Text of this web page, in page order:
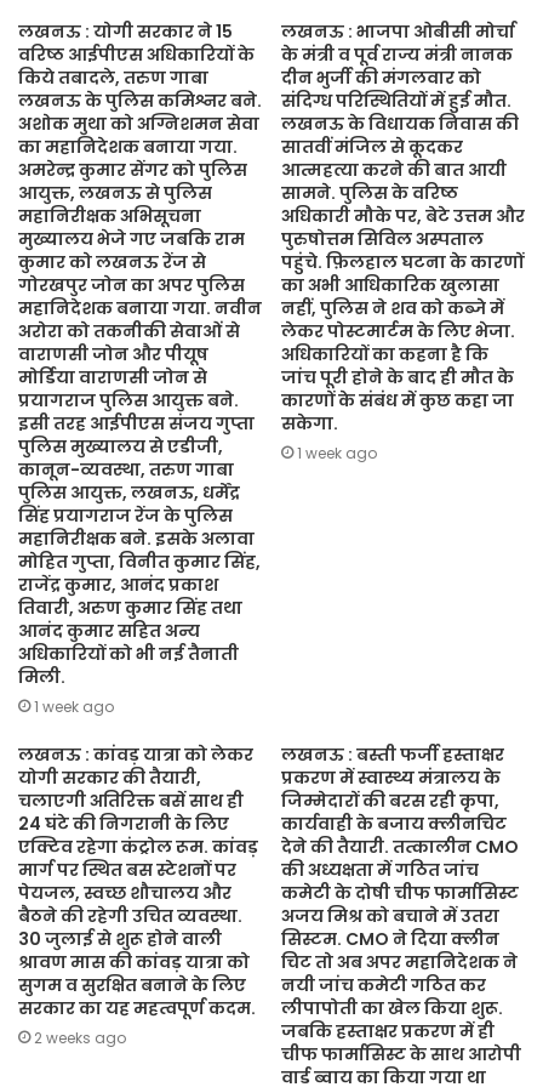
लखनऊ : योगी सरकार ने 15
वरिष्ठ आईपीएस अधिकारियों के
किये तबादले, तरुण गाबा
लखनऊ के पुलिस कमिश्नर बने.
अशोक मुथा को अग्निशमन सेवा
का महानिदेशक बनाया गया.
अमरेन्द्र कुमार सेंगर को पुलिस
आयुक्त, लखनऊ से पुलिस
महानिरीक्षक अभिसूचना
मुख्यालय भेजे गए जबकि राम
कुमार को लखनऊ रेंज से
गोरखपुर जोन का अपर पुलिस
महानिदेशक बनाया गया. नवीन
अरोरा को तकनीकी सेवाओं से
वाराणसी जोन और पीयूष
मोर्डिया वाराणसी जोन से
प्रयागराज पुलिस आयुक्त बने.
इसी तरह आईपीएस संजय गुप्ता
पुलिस मुख्यालय से एडीजी,
कानून-व्यवस्था, तरुण गाबा
पुलिस आयुक्त, लखनऊ, धर्मेंद्र
सिंह प्रयागराज रेंज के पुलिस
महानिरीक्षक बने. इसके अलावा
मोहित गुप्ता, विनीत कुमार सिंह,
राजेंद्र कुमार, आनंद प्रकाश
तिवारी, अरुण कुमार सिंह तथा
आनंद कुमार सहित अन्य
अधिकारियों को भी नई तैनाती
मिली.
1 week ago
लखनऊ : भाजपा ओबीसी मोर्चा
के मंत्री व पूर्व राज्य मंत्री नानक
दीन भुर्जी की मंगलवार को
संदिग्ध परिस्थितियों में हुई मौत.
लखनऊ के विधायक निवास की
सातवीं मंजिल से कूदकर
आत्महत्या करने की बात आयी
सामने. पुलिस के वरिष्ठ
अधिकारी मौके पर, बेटे उत्तम और
पुरुषोत्तम सिविल अस्पताल
पहुंचे. फ़िलहाल घटना के कारणों
का अभी आधिकारिक खुलासा
नहीं, पुलिस ने शव को कब्जे में
लेकर पोस्टमार्टम के लिए भेजा.
अधिकारियों का कहना है कि
जांच पूरी होने के बाद ही मौत के
कारणों के संबंध में कुछ कहा जा
सकेगा.
1 week ago
लखनऊ : कांवड़ यात्रा को लेकर
योगी सरकार की तैयारी,
चलाएगी अतिरिक्त बसें साथ ही
24 घंटे की निगरानी के लिए
एक्टिव रहेगा कंट्रोल रूम. कांवड़
मार्ग पर स्थित बस स्टेशनों पर
पेयजल, स्वच्छ शौचालय और
बैठने की रहेगी उचित व्यवस्था.
30 जुलाई से शुरू होने वाली
श्रावण मास की कांवड़ यात्रा को
सुगम व सुरक्षित बनाने के लिए
सरकार का यह महत्वपूर्ण कदम.
2 weeks ago
लखनऊ : बस्ती फर्जी हस्ताक्षर
प्रकरण में स्वास्थ्य मंत्रालय के
जिम्मेदारों की बरस रही कृपा,
कार्यवाही के बजाय क्लीनचिट
देने की तैयारी. तत्कालीन CMO
की अध्यक्षता में गठित जांच
कमेटी के दोषी चीफ फार्मासिस्ट
अजय मिश्र को बचाने में उतरा
सिस्टम. CMO ने दिया क्लीन
चिट तो अब अपर महानिदेशक ने
नयी जांच कमेटी गठित कर
लीपापोती का खेल किया शुरू.
जबकि हस्ताक्षर प्रकरण में ही
चीफ फार्मासिस्ट के साथ आरोपी
वार्ड ब्वाय का किया गया था